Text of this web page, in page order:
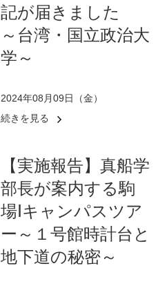
記が届きました
～台湾・国立政治大
学～
2024年08月09日（金）
続きを見る
【実施報告】真船学
部長が案内する駒
場Ⅰキャンパスツア
ー～１号館時計台と
地下道の秘密～